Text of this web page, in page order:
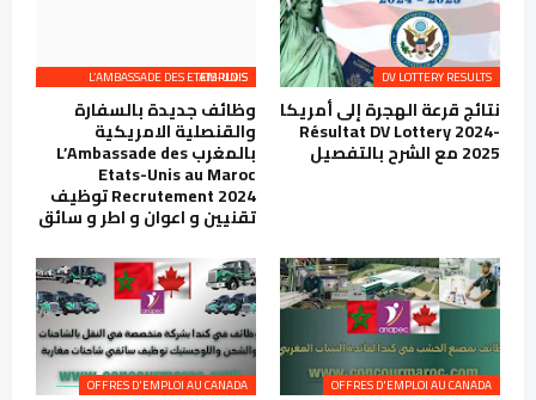
DV LOTTERY RESULTS
نتائج قرعة الهجرة إلى أمريكا
Résultat DV Lottery 2024-
2025 مع الشرح بالتفصيل
L’AMBASSADE DES ETATS-UNIS EMPLOIS
وظائف جديدة بالسفارة
والقنصلية الامريكية
بالمغرب L’Ambassade des
Etats-Unis au Maroc
Recrutement 2024 توظيف
تقنيين و اعوان و اطر و سائق
OFFRES D'EMPLOI AU CANADA
OFFRES D'EMPLOI AU CANADA